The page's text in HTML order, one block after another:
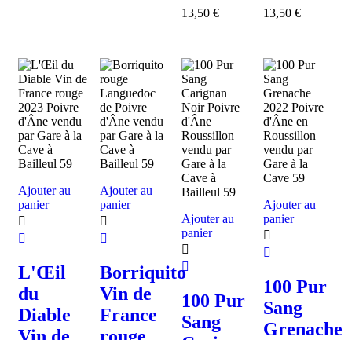
13,50 € 13,50 €
Ajouter au
panier
L'Œil
du
Diable
Ajouter au
panier
Borriquito
Vin de
France
Ajouter au
panier
100 Pur
Sang
Ajouter au
panier
100 Pur
Sang
Grenache